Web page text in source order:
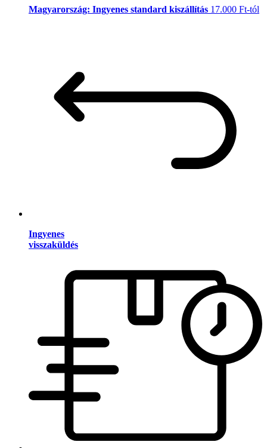
Magyarország: Ingyenes standard kiszállítás 17.000 Ft-tól
Ingyenes
visszaküldés